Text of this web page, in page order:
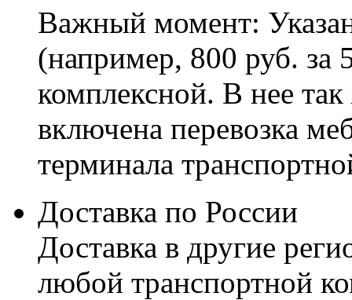
Важный момент:
(например, 800 руб. за
комплексной. В нее
включена перевозка
терминала
Доставка по России
Доставка в другие
любой транспортной